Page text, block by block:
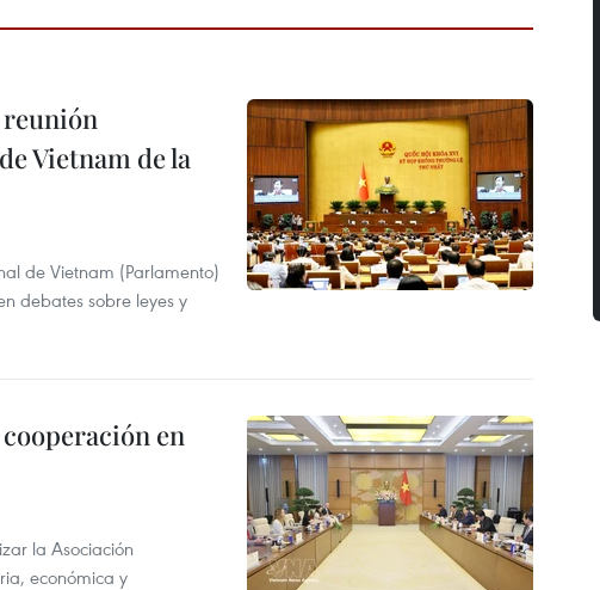
Vietnam de la
de Vietnam (Parlamento)
debates sobre leyes y
en
la Asociación
económica y